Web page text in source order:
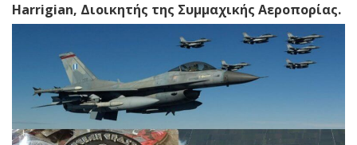
Harrigian, Διοικητής της Συμμαχικής Αεροπορίας.